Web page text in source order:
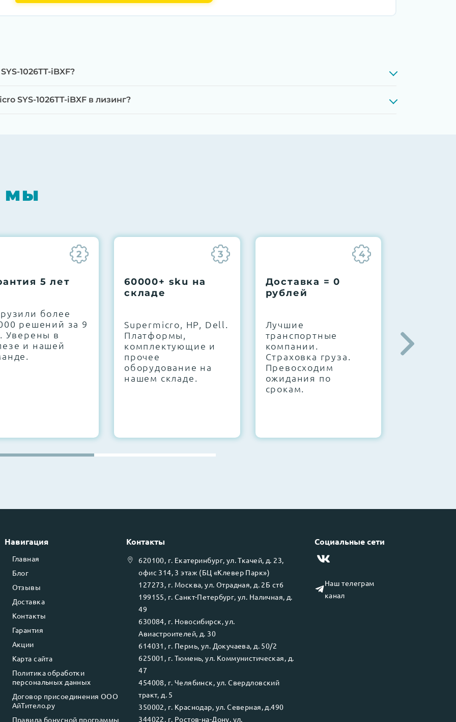
на специализированном оборудовании с проверкой памяти, процессоров,
нагрузкой в течение 72 часов для проверки стабильности всех подсистем
1026TT-iBXF?
SYS-1026TT-iBXF в лизинг?
мы
2
5 лет
более
решений за 9
Уверены в
и нашей
3
60000+ sku на
складе
Supermicro, HP, Dell.
Платформы,
комплектующие и
прочее
оборудование на
нашем складе.
4
Доставка = 0
рублей
Лучшие
транспортные
компании.
Страховка груза.
Превосходим
ожидания по
срокам.
штате.
10000+
Навигация
Главная
Блог
Отзывы
Доставка
Контакты
Гарантия
Акции
Карта сайта
Политика обработки
персональных данных
Договор присоединения ООО
АйТитело.ру
Правила бонусной программы
Контакты
620100, г. Екатеринбург, ул.Ткачей, д. 23,
офис 314, 3 этаж (БЦ «Клевер Парк»)
127273, г. Москва, ул. Отрадная, д. 2Б ст6
199155, г. Санкт-Петербург, ул. Наличная, д.
49
630084, г. Новосибирск, ул.
Авиастроителей, д. 30
614031 , г. Пермь, ул. Докучаева, д. 50/2
625001 , г. Тюмень, ул. Коммунистическая, д.
47
454008, г. Челябинск, ул.Свердловский
тракт, д. 5
350002, г. Краснодар, ул.Северная, д.490
344022, г. Ростов-на-Дону, ул.
Социальные сети
Наш телеграм
канал